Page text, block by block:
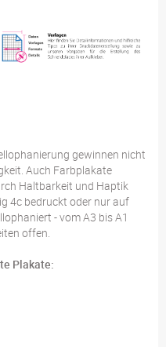
gewinnen nicht
Auch Farbplakate
Haltbarkeit und Haptik
4c bedruckt oder nur auf
- vom A3 bis A1
offen.
Plakate: